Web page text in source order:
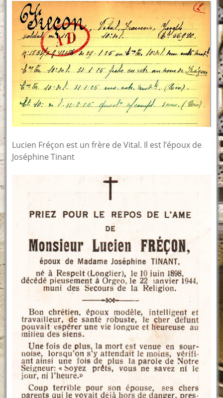
Lucien Fréçon est un frère de Vital. Il est l’époux de
Joséphine Tinant